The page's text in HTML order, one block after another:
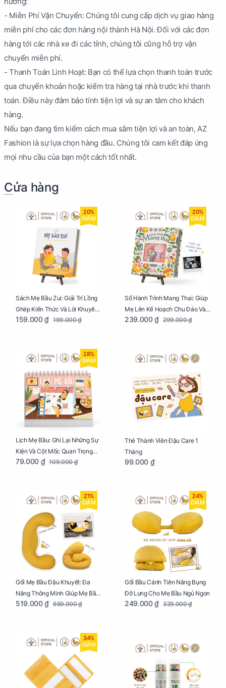
- Miễn Phí Vận Chuyển: Chúng tôi cung cấp dịch vụ giao hàng
miễn phí cho các đơn hàng nội thành Hà Nội. Đối với các đơn
hàng tới các nhà xe đi các tỉnh, chúng tôi cũng hỗ trợ vận
chuyển miễn phí.
- Thanh Toán Linh Hoạt: Bạn có thể lựa chọn thanh toán trước
qua chuyển khoản hoặc kiểm tra hàng tại nhà trước khi thanh
toán. Điều này đảm bảo tính tiện lợi và sự an tâm cho khách
hàng.
Nếu bạn đang tìm kiếm cách mua sắm tiện lợi và an toàn, AZ
Fashion là sự lựa chọn hàng đầu. Chúng tôi cam kết đáp ứng
mọi nhu cầu của bạn một cách tốt nhất.
Cửa hàng
20%
GIẢM
Sách Mẹ Bầu Zui: Giải Trí Lồng
Ghép Kiến Thức Và Lời Khuyên
Mang Thai Bổ Ích
159.000 ₫ 199.000 ₫
20%
GIẢM
Sổ Hành Trình Mang Thai: Giúp
Mẹ Lên Kế Hoạch Chu Đáo Và
Lưu Giữ Kỷ Niệm Mang Thai
239.000 ₫ 299.000 ₫
28%
GIẢM
Lịch Mẹ Bầu: Ghi Lại Những Sự
Kiện Và Cột Mốc Quan Trọng
Của Mẹ Và Bé
79.000 ₫ 109.000 ₫
Thẻ Thành Viên Đậu Care 1
Tháng
99.000 ₫
21%
GIẢM
Gối Mẹ Bầu Đậu Khuyết: Đa
Năng Thông Minh Giúp Mẹ Bầu
Ngủ Ngon, Cho Bé Bú Sau Sinh
519.000 ₫ 659.000 ₫
24%
GIẢM
Gối Bầu Cánh Tiên Nâng Bụng
Đỡ Lưng Cho Mẹ Bầu Ngủ Ngon
249.000 ₫ 329.000 ₫
34%
GIẢM